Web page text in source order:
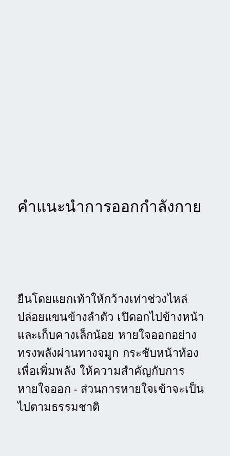
คำแนะนำการออกกำลังกาย
ยืนโดยแยกเท้าให้กว้างเท่าช่วงไหล่
ปล่อยแขนข้างลำตัว เปิดอกไปข้างหน้า
และเก็บคางเล็กน้อย หายใจออกอย่าง
ทรงพลังผ่านทางจมูก กระชับหน้าท้อง
เพื่อเพิ่มพลัง ให้ความสำคัญกับการ
หายใจออก - ส่วนการหายใจเข้าจะเป็น
ไปตามธรรมชาติ